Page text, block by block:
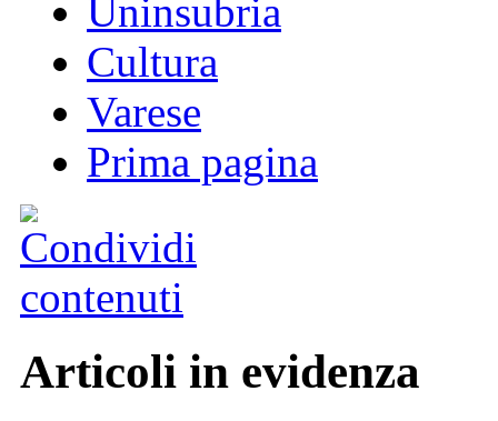
Uninsubria
Cultura
Varese
Prima pagina
Articoli in evidenza